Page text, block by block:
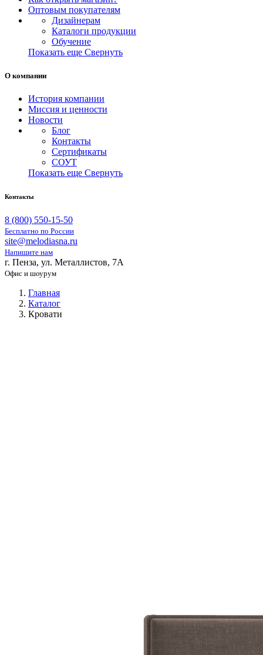
Оптовым покупателям
Дизайнерам
Каталоги продукции
Обучение
Показать еще Свернуть
О компании
История компании
Миссия и ценности
Новости
Блог
Контакты
Сертификаты
СОУТ
Показать еще Свернуть
Контакты
8 (800) 550-15-50
Бесплатно по России
site@melodiasna.ru
Напишите нам
г. Пенза, ул. Металлистов, 7А
Офис и шоурум
Главная
Каталог
Кровати